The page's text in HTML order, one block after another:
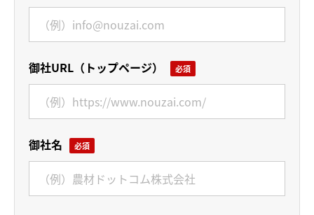
御社URL（トップページ）
御社名